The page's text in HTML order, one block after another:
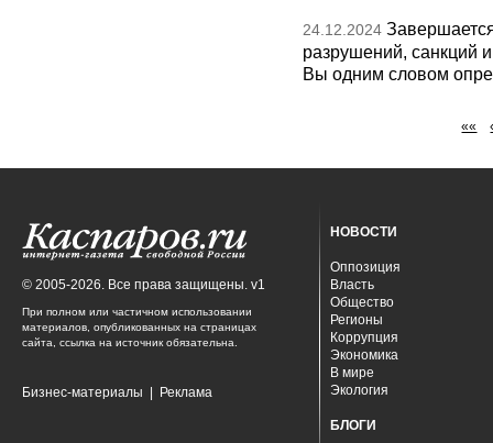
24.12.2024
разрушений, санкций
Вы одним словом
««
© 2005-2026. Все права защищены. v1
При полном или частичном использовании
материалов, опубликованных на страницах
сайта, ссылка на источник обязательна.
Бизнес-материалы Реклама
НОВОСТИ
Оппозиция
Власть
Общество
Регионы
Коррупция
Экономика
В мире
Экология
БЛОГИ